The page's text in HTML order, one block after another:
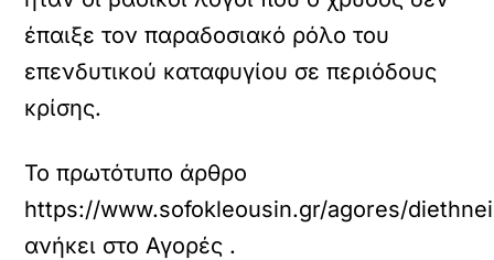
έπαιξε τον παραδοσιακό ρόλο του
επενδυτικού καταφυγίου σε περιόδους
κρίσης.
Το πρωτότυπο άρθρο
https://www.sofokleousin.gr/agores/
ανήκει στοΑγορές .